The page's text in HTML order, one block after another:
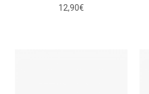
12,90€